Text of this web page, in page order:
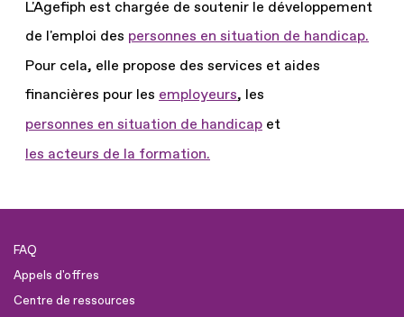
L'Agefiph est chargée de soutenir le développement
de l'emploi des personnes en situation de handicap.
Pour cela, elle propose des services et aides
financières pour les employeurs, les
personnes en situation de handicap et
les acteurs de la formation.
FAQ
Appels d'offres
Centre de ressources